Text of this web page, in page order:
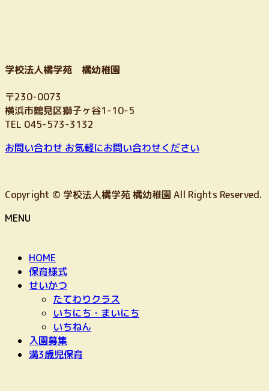
学校法人橘学苑 橘幼稚園
〒230-0073
横浜市鶴見区獅子ヶ谷1-10-5
TEL 045-573-3132
お問い合わせ お気軽にお問い合わせください
Copyright © 学校法人橘学苑 橘幼稚園 All Rights Reserved.
MENU
HOME
保育様式
せいかつ
たてわりクラス
いちにち・まいにち
いちねん
入園募集
満3歳児保育
預かり保育